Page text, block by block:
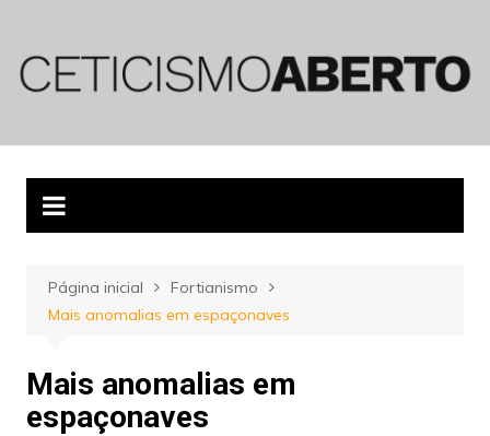
conteúdo
Página inicial
Fortianismo
Mais anomalias em espaçonaves
Mais anomalias em
espaçonaves